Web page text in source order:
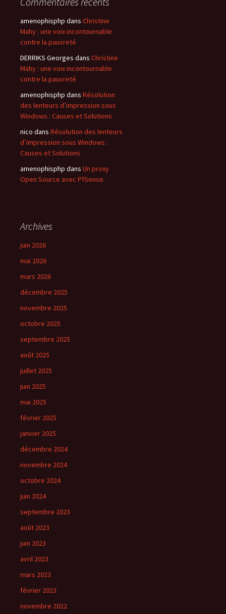
amenophisphp dans Christine
Mahy : une voix incontournable
contre la pauvreté
DERRIKS Georges dans Christine
Mahy : une voix incontournable
contre la pauvreté
amenophisphp dans Résolution
des lenteurs d’impression sous
Windows : Causes et Solutions
nico dans Résolution des lenteurs
d’impression sous Windows :
Causes et Solutions
amenophisphp dans Un proxy
Open Source avec PfSense
Archives
juin 2026
mai 2026
mars 2026
décembre 2025
novembre 2025
octobre 2025
septembre 2025
août 2025
juillet 2025
juin 2025
mai 2025
février 2025
janvier 2025
décembre 2024
novembre 2024
octobre 2024
juin 2024
septembre 2023
août 2023
juin 2023
avril 2023
mars 2023
février 2023
novembre 2022